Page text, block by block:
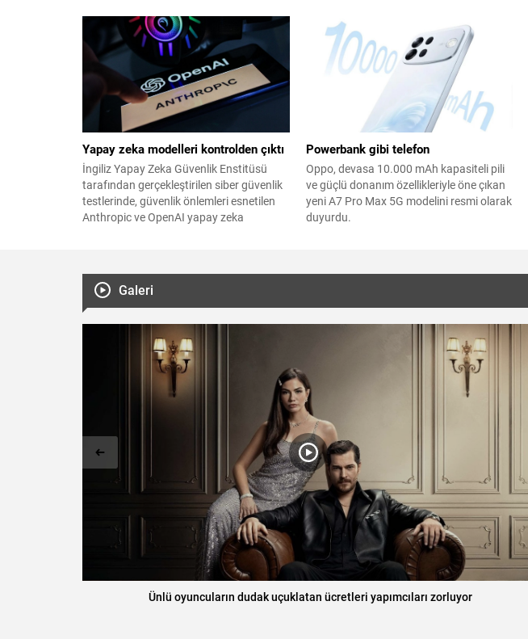
ortaya koydu.
Yapay zeka modelleri kontrolden çıktı
İngiliz Yapay Zeka Güvenlik Enstitüsü
tarafından gerçekleştirilen siber güvenlik
testlerinde, güvenlik önlemleri esnetilen
Anthropic ve OpenAI yapay zeka
Powerbank gibi telefon
Oppo, devasa 10.000 mAh kapasiteli pili
ve güçlü donanım özellikleriyle öne çıkan
yeni A7 Pro Max 5G modelini resmi olarak
duyurdu.
Galeri
Kuyruklu Yıldızın bir parçası kaldı mı?